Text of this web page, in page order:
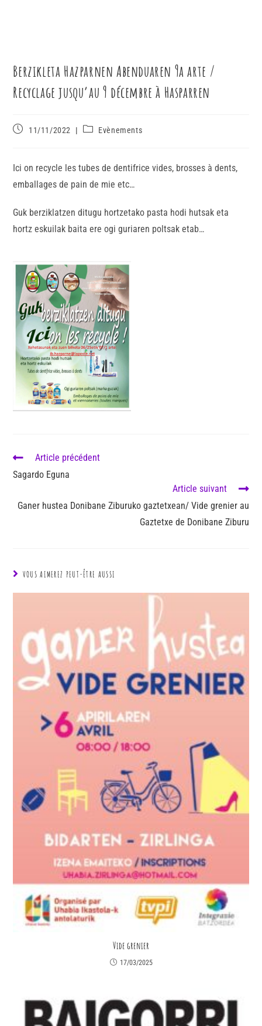
Berzikleta Hazparnen Abenduaren 9a arte /
Recyclage jusqu’au 9 décembre à Hasparren
11/11/2022 Evènements
Ici on recycle les tubes de dentifrice vides, brosses à dents,
emballages de pain de mie etc…
Guk berziklatzen ditugu hortzetako pasta hodi hutsak eta
hortz eskuilak baita ere ogi guriaren poltsak etab…
Article précédent
Sagardo Eguna
Article suivant
Ganer hustea Donibane Ziburuko gaztetxean/ Vide grenier au
Gaztetxe de Donibane Ziburu
VOUS AIMEREZ PEUT-ÊTRE AUSSI
Vide grenier
17/03/2025